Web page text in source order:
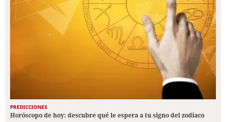
PREDICCIONES
Horóscopo de hoy: descubre qué le espera a tu signo del zodiaco